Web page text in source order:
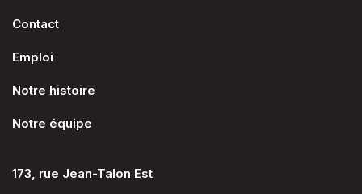
Contact
Emploi
Notre histoire
Notre équipe
173, rue Jean-Talon Est